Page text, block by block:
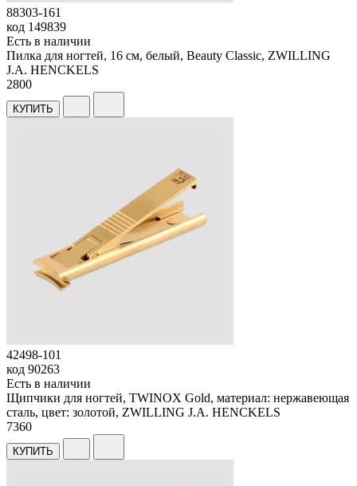
88303-161
код 149839
Есть в наличии
Пилка для ногтей, 16 см, белый, Beauty Classic, ZWILLING
J.A. HENCKELS
2800
КУПИТЬ
42498-101
код 90263
Есть в наличии
Щипчики для ногтей, TWINOX Gold, материал: нержавеющая
сталь, цвет: золотой, ZWILLING J.A. HENCKELS
7360
КУПИТЬ